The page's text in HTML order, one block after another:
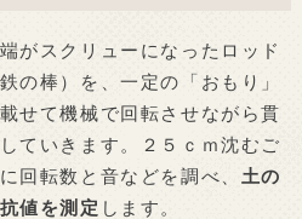
がスクリューになったロッド
鉄の棒）を、一定の「おもり」
せて機械で回転させながら貫
ていきます。２５ｃｍ沈むご
回転数と音などを調べ、 土の
値を測定 します。